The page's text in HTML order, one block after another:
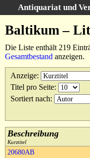
Antiquariat und
Unsere Bücher
Suche
Gebiete
Suchergebnisse
Warenkorb
Kataloge
Über uns
Baltikum –
Die Liste enthält 219
Gesamtbestand anzeigen.
Anzeige:
Titel pro Seite:
Sortiert nach:
Beschreibung
Kurztitel
20680AB